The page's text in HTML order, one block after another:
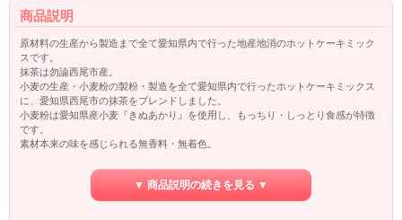
商品説明
原材料の生産から製造まで全て愛知県内で行った地産地消のホットケーキミック
スです。
抹茶は勿論西尾市産。
小麦の生産・小麦粉の製粉・製造を全て愛知県内で行ったホットケーキミックス
に、愛知県西尾市の抹茶をブレンドしました。
小麦粉は愛知県産小麦『きぬあかり』を使用し、もっちり・しっとり食感が特徴
です。
素材本来の味を感じられる無香料・無着色。
ホットケーキが作れます。
※本商品はアルミフリーのベーキングパウダーを使用しています。
▼ 商品説明の続きを見る ▼